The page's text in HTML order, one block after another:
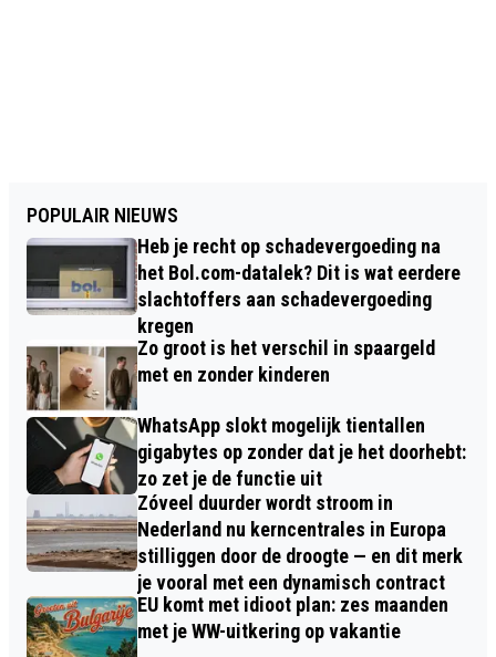
POPULAIR NIEUWS
Heb je recht op schadevergoeding na
het Bol.com-datalek? Dit is wat eerdere
slachtoffers aan schadevergoeding
kregen
Zo groot is het verschil in spaargeld
met en zonder kinderen
WhatsApp slokt mogelijk tientallen
gigabytes op zonder dat je het doorhebt:
zo zet je de functie uit
Zóveel duurder wordt stroom in
Nederland nu kerncentrales in Europa
stilliggen door de droogte — en dit merk
je vooral met een dynamisch contract
EU komt met idioot plan: zes maanden
met je WW-uitkering op vakantie